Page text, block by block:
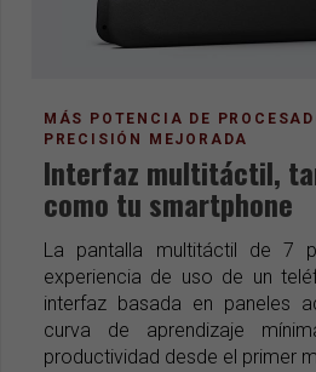
MÁS POTENCIA DE
PRECISIÓN MEJORADA
Interfaz multitáctil,
como tu smartphone
La pantalla multitáctil de 7
experiencia de uso de un
interfaz basada en paneles
curva de aprendizaje
productividad desde el primer